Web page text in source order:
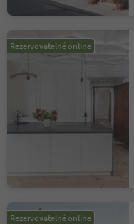
Rezervovatelné online
Rezervovatelné online